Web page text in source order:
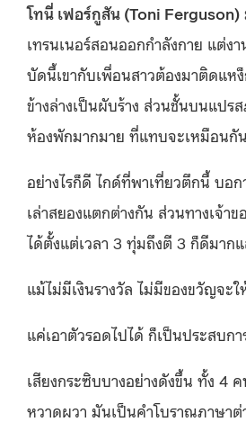
โทนี่ เฟอร์กูสัน (Toni Ferguson)
เทรนเนอร์สอนออกกำลังกาย แต่ง
บัดนี้เขากับเพื่อนสาวต้องมาติดแห
ข้างล่างเป็นผับร้าง ส่วนชั้นบนแปร
ห้องพักมากมาย ที่แทบจะเหมือนกั
อย่างไรก็ดี ไกด์ที่พาเที่ยวตึกนี้ บอ
เล่าสยองแตกต่างกัน ส่วนทางเจ้า
ได้ตั้งแต่เวลา 3 ทุ่มถึงตี 3 ก็ดีมาก
แม้ไม่มีเงินรางวัล ไม่มีของขวัญจะใ
แค่เอาตัวรอดไปได้ ก็เป็นประสบก
เสียงกระซิบบางอย่างดังขึ้น ทั้ง 4
หวาดผวา มันเป็นคำโบราณภาษา